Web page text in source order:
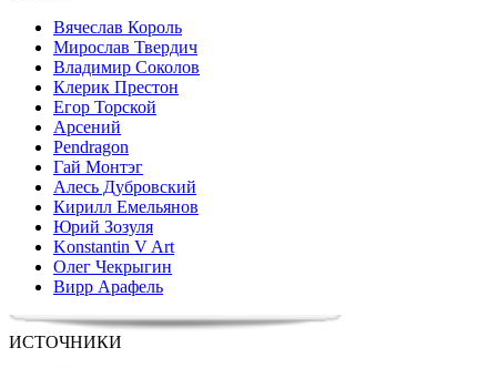
Вячеслав Король
Мирослав Твердич
Владимир Соколов
Клерик Престон
Егор Topской
Арсений
Pendragon
Гай Монтэг
Алесь Дубровский
Кирилл Емельянов
Юрий Зозуля
Konstantin V Art
Олег Чекрыгин
Вирр Арафель
ИСТОЧНИКИ